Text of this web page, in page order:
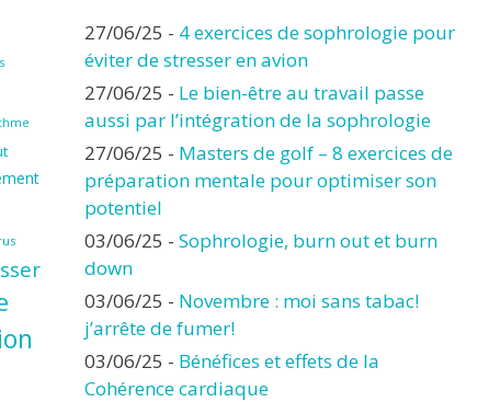
27/06/25 - 4 exercices de sophrologie pour
éviter de stresser en avion
27/06/25 - Le bien-être au travail passe
aussi par l’intégration de la sophrologie
27/06/25 - Masters de golf – 8 exercices de
préparation mentale pour optimiser son
potentiel
03/06/25 - Sophrologie, burn out et burn
down
03/06/25 - Novembre : moi sans tabac!
j’arrête de fumer!
03/06/25 - Bénéfices et effets de la
Cohérence cardiaque